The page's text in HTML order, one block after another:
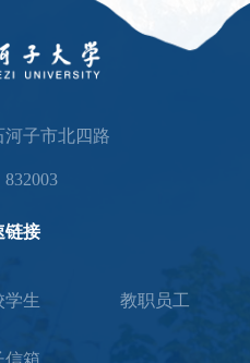
子市北四路
链接
学生 教职员工